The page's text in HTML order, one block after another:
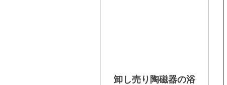
卸し売り陶磁器の浴